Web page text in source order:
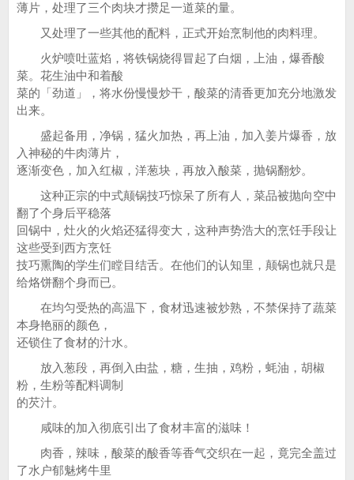
薄片，处理了三个肉块才攒足一道菜的量。
又处理了一些其他的配料，正式开始烹制他的肉料理。
火炉喷吐蓝焰，将铁锅烧得冒起了白烟，上油，爆香酸
菜。花生油中和着酸
菜的「劲道」，将水份慢慢炒干，酸菜的清香更加充分地激发
出来。
盛起备用，净锅，猛火加热，再上油，加入姜片爆香，放
入神秘的牛肉薄片，
逐渐变色，加入红椒，洋葱块，再放入酸菜，抛锅翻炒。
这种正宗的中式颠锅技巧惊呆了所有人，菜品被抛向空中
翻了个身后平稳落
回锅中，灶火的火焰还猛得变大，这种声势浩大的烹饪手段让
这些受到西方烹饪
技巧熏陶的学生们瞠目结舌。在他们的认知里，颠锅也就只是
给烙饼翻个身而已。
在均匀受热的高温下，食材迅速被炒熟，不禁保持了蔬菜
本身艳丽的颜色，
还锁住了食材的汁水。
放入葱段，再倒入由盐，糖，生抽，鸡粉，蚝油，胡椒
粉，生粉等配料调制
的芡汁。
咸味的加入彻底引出了食材丰富的滋味！
肉香，辣味，酸菜的酸香等香气交织在一起，竟完全盖过
了水户郁魅烤牛里